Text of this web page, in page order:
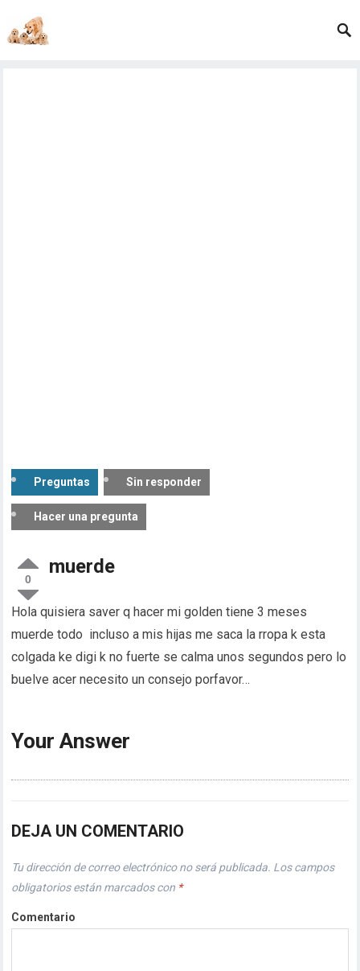
Preguntas Sin responder
Hacer una pregunta
0
muerde
Hola quisiera saver q hacer mi golden tiene 3 meses
muerde todo incluso a mis hijas me saca la rropa k esta
colgada ke digi k no fuerte se calma unos segundos pero lo
buelve acer necesito un consejo porfavor…
Your Answer
DEJA UN COMENTARIO
Tu dirección de correo electrónico no será publicada. Los campos
obligatorios están marcados con *
Comentario